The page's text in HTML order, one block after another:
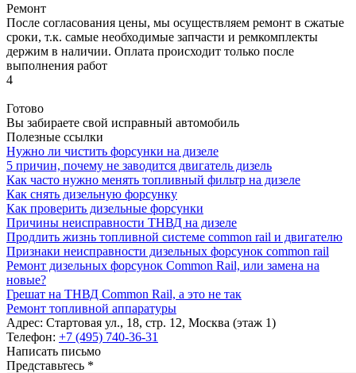
Ремонт
После согласования цены, мы осуществляем ремонт в сжатые
сроки, т.к. самые необходимые запчасти и ремкомплекты
держим в наличии. Оплата происходит только после
выполнения работ
4
Готово
Вы забираете свой исправный автомобиль
Полезные ссылки
Нужно ли чистить форсунки на дизеле
5 причин, почему не заводится двигатель дизель
Как часто нужно менять топливный фильтр на дизеле
Как снять дизельную форсунку
Как проверить дизельные форсунки
Причины неисправности ТНВД на дизеле
Продлить жизнь топливной системе common rail и двигателю
Признаки неисправности дизельных форсунок common rail
Ремонт дизельных форсунок Common Rail, или замена на
новые?
Грешат на ТНВД Common Rail, а это не так
Ремонт топливной аппаратуры
Адрес: Стартовая ул., 18, стр. 12, Москва (этаж 1)
Телефон: +7 (495) 740-36-31
Написать письмо
Представьтесь *